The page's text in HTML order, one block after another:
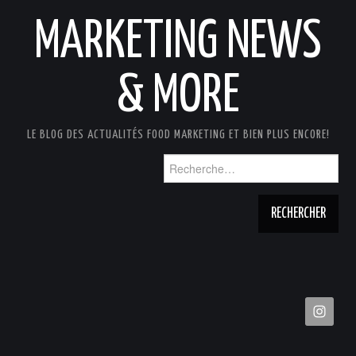
MARKETING NEWS
& MORE
LE BLOG DES ACTUALITÉS FOOD MARKETING ET BIEN PLUS ENCORE!